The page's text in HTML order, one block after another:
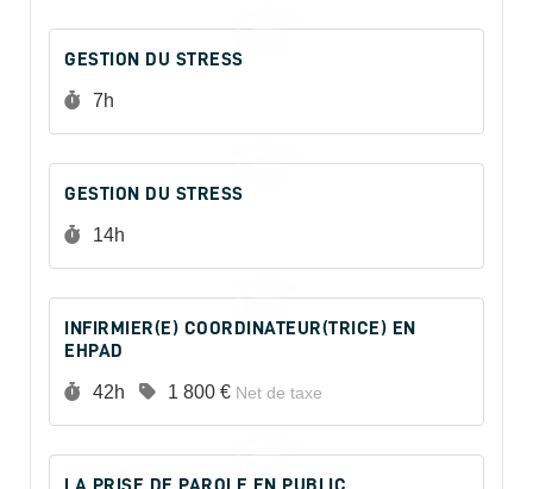
GESTION DU STRESS
Durée :
7h
GESTION DU STRESS
Durée :
14h
INFIRMIER(E) COORDINATEUR(TRICE) EN
EHPAD
Durée :
42h Prix :
1 800 € Net de taxe
LA PRISE DE PAROLE EN PUBLIC